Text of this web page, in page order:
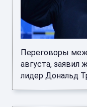
Переговоры
августа, заявил
лидер Дональд